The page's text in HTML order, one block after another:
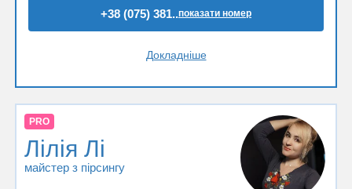
+38 (075) 381..показати номер
Докладніше
PRO
Лілія Лі
майстер з пірсингу